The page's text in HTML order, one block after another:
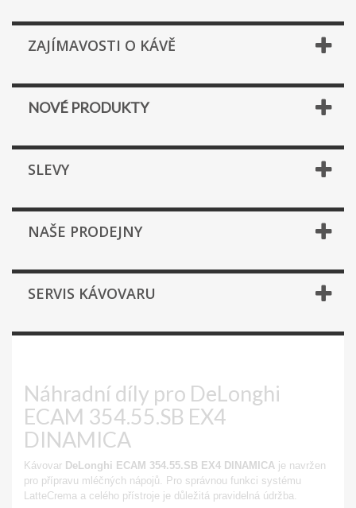
ZAJÍMAVOSTI O KÁVĚ
NOVÉ PRODUKTY
SLEVY
NAŠE PRODEJNY
SERVIS KÁVOVARU
Náhradní díly pro DeLonghi
ECAM 354.55.SB EX4
DINAMICA
Kávovar DeLonghi ECAM 354.55.SB EX4 DINAMICA je navržen
pro přípravu mléčných nápojů. Pro správnou funkci systému
LatteCrema a celého přístroje je důležitá pravidelná údržba.